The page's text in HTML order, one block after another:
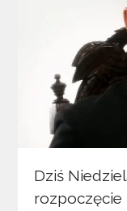
Dziś